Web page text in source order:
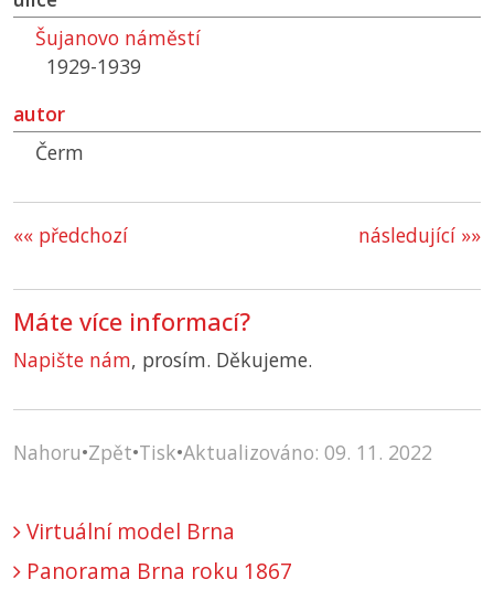
Šujanovo náměstí
1929-1939
autor
Čerm
následující »»
«« předchozí
Máte více informací?
Napište nám, prosím. Děkujeme.
Nahoru•Zpět•Tisk•Aktualizováno: 09. 11. 2022
Virtuální model Brna
Panorama Brna roku 1867